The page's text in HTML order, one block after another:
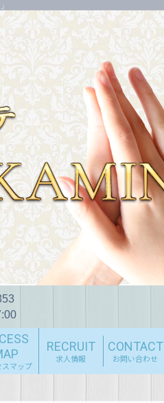
スマップ
RECRUIT
求人情報
CONTACT
お問い合わせ